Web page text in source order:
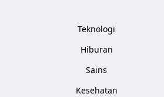
Teknologi
Hiburan
Sains
Kesehatan